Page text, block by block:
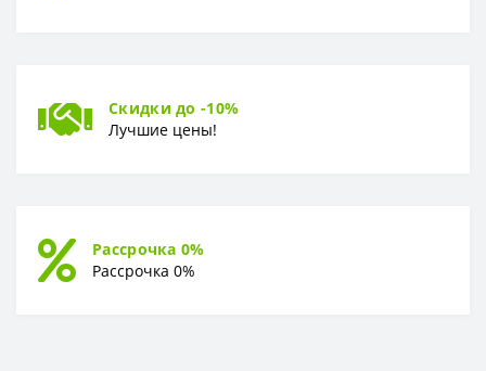
Скидки до -10%
Лучшие цены!
Рассрочка 0%
Рассрочка 0%